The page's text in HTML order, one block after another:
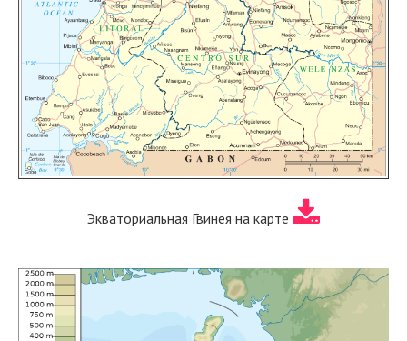
Экваториальная Гвинея на карте